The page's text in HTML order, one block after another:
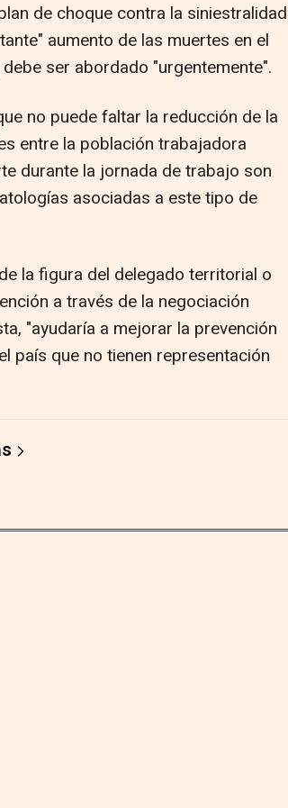
de choque contra la siniestralidad
aumento de las muertes en el
ser abordado "urgentemente".
no puede faltar la reducción de la
entre la población trabajadora
durante la jornada de trabajo son
asociadas a este tipo de
la figura del delegado territorial o
a través de la negociación
"ayudaría a mejorar la prevención
país que no tienen representación